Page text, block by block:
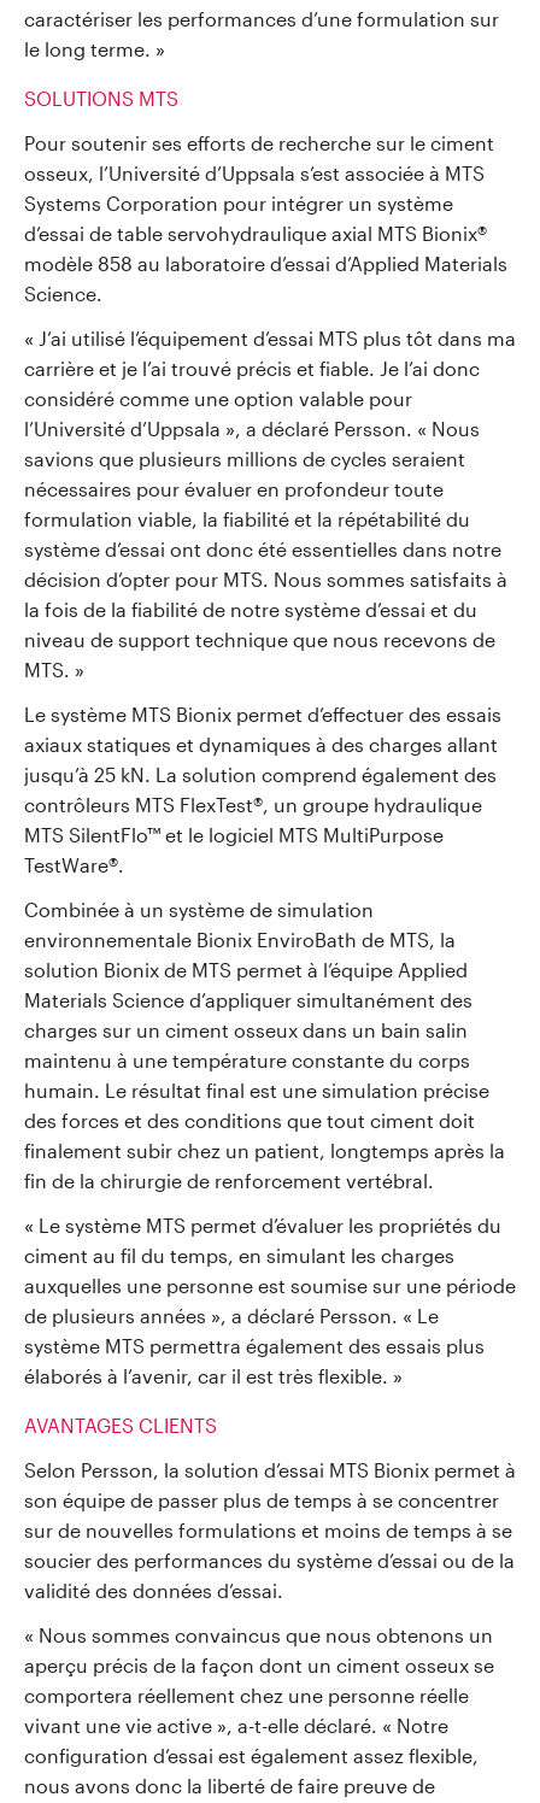
caractériser les performances d’une formulation sur
le long terme. »
SOLUTIONS MTS
Pour soutenir ses efforts de recherche sur le ciment
osseux, l’Université d’Uppsala s’est associée à MTS
Systems Corporation pour intégrer un système
d’essai de table servohydraulique axial MTS Bionix®
modèle 858 au laboratoire d’essai d’Applied Materials
Science.
« J’ai utilisé l’équipement d’essai MTS plus tôt dans ma
carrière et je l’ai trouvé précis et fiable. Je l’ai donc
considéré comme une option valable pour
l’Université d’Uppsala », a déclaré Persson. « Nous
savions que plusieurs millions de cycles seraient
nécessaires pour évaluer en profondeur toute
formulation viable, la fiabilité et la répétabilité du
système d’essai ont donc été essentielles dans notre
décision d’opter pour MTS. Nous sommes satisfaits à
la fois de la fiabilité de notre système d’essai et du
niveau de support technique que nous recevons de
MTS. »
Le système MTS Bionix permet d’effectuer des essais
axiaux statiques et dynamiques à des charges allant
jusqu’à 25 kN. La solution comprend également des
contrôleurs MTS FlexTest®, un groupe hydraulique
MTS SilentFlo™ et le logiciel MTS MultiPurpose
TestWare®.
Combinée à un système de simulation
environnementale Bionix EnviroBath de MTS, la
solution Bionix de MTS permet à l’équipe Applied
Materials Science d’appliquer simultanément des
charges sur un ciment osseux dans un bain salin
maintenu à une température constante du corps
humain. Le résultat final est une simulation précise
des forces et des conditions que tout ciment doit
finalement subir chez un patient, longtemps après la
fin de la chirurgie de renforcement vertébral.
« Le système MTS permet d’évaluer les propriétés du
ciment au fil du temps, en simulant les charges
auxquelles une personne est soumise sur une période
de plusieurs années », a déclaré Persson. « Le
système MTS permettra également des essais plus
élaborés à l’avenir, car il est très flexible. »
AVANTAGES CLIENTS
Selon Persson, la solution d’essai MTS Bionix permet à
son équipe de passer plus de temps à se concentrer
sur de nouvelles formulations et moins de temps à se
soucier des performances du système d’essai ou de la
validité des données d’essai.
« Nous sommes convaincus que nous obtenons un
aperçu précis de la façon dont un ciment osseux se
comportera réellement chez une personne réelle
vivant une vie active », a-t-elle déclaré. « Notre
configuration d’essai est également assez flexible,
nous avons donc la liberté de faire preuve de